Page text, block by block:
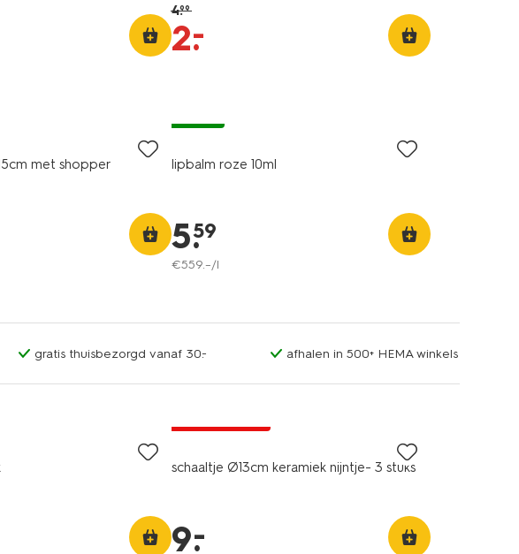
4.99
2.
–
met shopper lipbalm roze 10ml
5.
59
€559.–/l
gratis thuisbezorgd vanaf 30.- afhalen in 500+ HEMA winkels
schaaltje Ø13cm keramiek nijntje- 3 stuks
9.
–